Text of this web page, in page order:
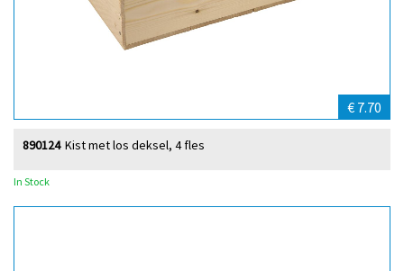
€ 7.70
Kist met los deksel, 4 fles
890124
In Stock